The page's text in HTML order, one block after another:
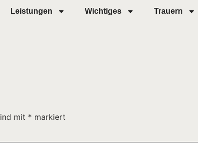
Leistungen Wichtiges Trauern
mit * markiert